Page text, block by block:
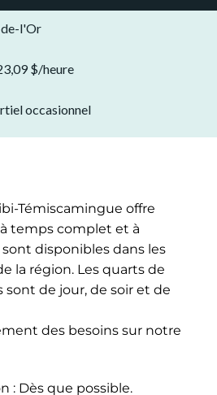
de-l'Or
$/heure
occasionnel
Témiscamingue offre
temps complet et à
disponibles dans les
la région. Les quarts de
sont de jour, de soir et de
des besoins sur notre
: Dès que possible.